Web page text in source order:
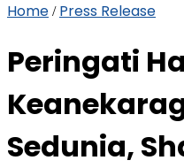
Home / Press Release
Peringati
Sedunia,